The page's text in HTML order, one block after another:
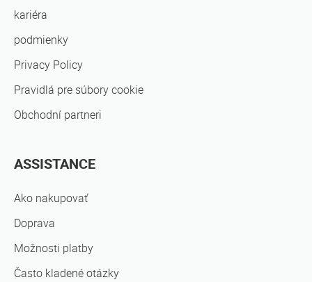
kariéra
podmienky
Privacy Policy
Pravidlá pre súbory cookie
Obchodní partneri
ASSISTANCE
Ako nakupovať
Doprava
Možnosti platby
Často kladené otázky